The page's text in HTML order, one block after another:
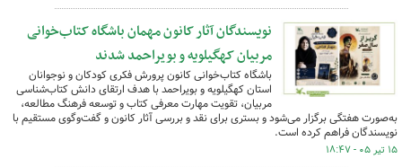
نویسندگان آثار کانون مهمان باشگاه کتاب‌خوانی
مربیان کهگیلویه و بویراحمد شدند
باشگاه کتاب‌خوانی کانون پرورش فکری کودکان و نوجوانان
استان کهگیلویه و بویراحمد با هدف ارتقای دانش کتاب‌شناسی
مربیان، تقویت مهارت معرفی کتاب و توسعه فرهنگ مطالعه،
به‌صورت هفتگی برگزار می‌شود و بستری برای نقد و بررسی آثار کانون و گفت‌وگوی مستقیم با
نویسندگان فراهم کرده است.
۱۵ تیر ۰۵ - ۱۸:۴۷